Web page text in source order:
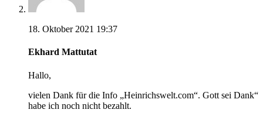
18. Oktober 2021 19:37
Ekhard Mattutat
Hallo,
vielen Dank für die Info „Heinrichswelt.com“. Gott sei Dank“
habe ich noch nicht bezahlt.